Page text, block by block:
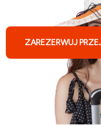
ZAREZERWUJ